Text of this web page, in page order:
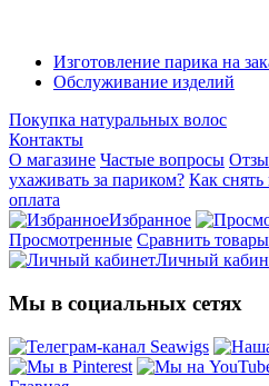
Изготовление парика на
Обслуживание изделий
Покупка натуральных волос
Контакты
О магазине Частые вопросы
ухаживать за париком? Как
оплата
Избранное
Просмотренные Сравнить товары
Личный
Мы в социальных сетях